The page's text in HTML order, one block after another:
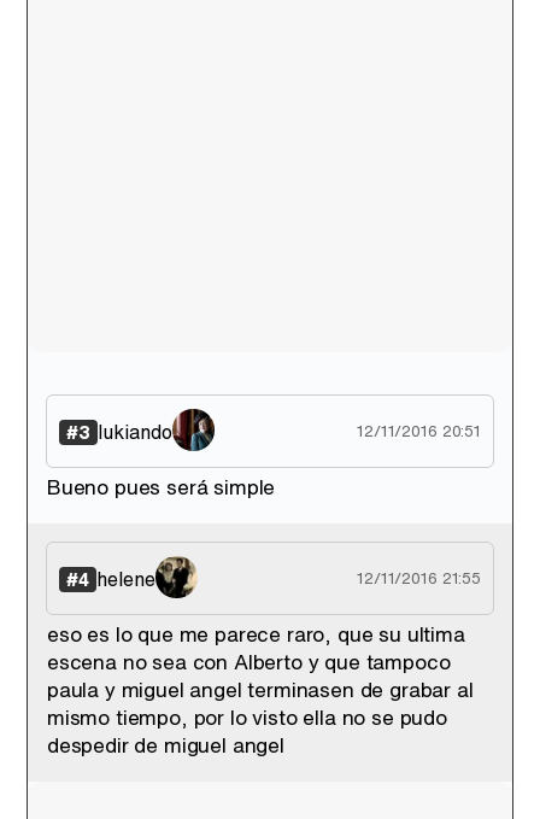
#3 lukiando 12/11/2016 20:51
Bueno pues será simple
#4 helene 12/11/2016 21:55
eso es lo que me parece raro, que su ultima
escena no sea con Alberto y que tampoco
paula y miguel angel terminasen de grabar al
mismo tiempo, por lo visto ella no se pudo
despedir de miguel angel